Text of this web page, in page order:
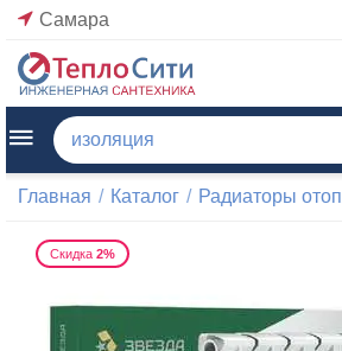
Самара
Главная / Каталог / Радиаторы
Скидка 2%